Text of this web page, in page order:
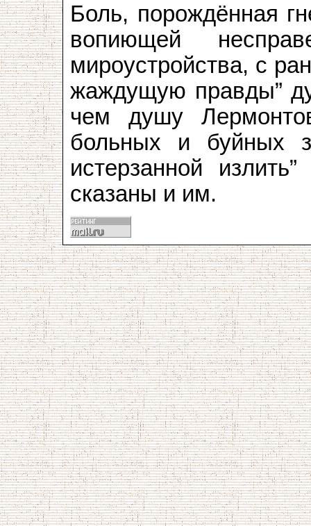
Боль, порождённая
вопиющей
мироустройства, с
жаждущую правды”
чем душу
больных и буйных
истерзанной
сказаны и им.